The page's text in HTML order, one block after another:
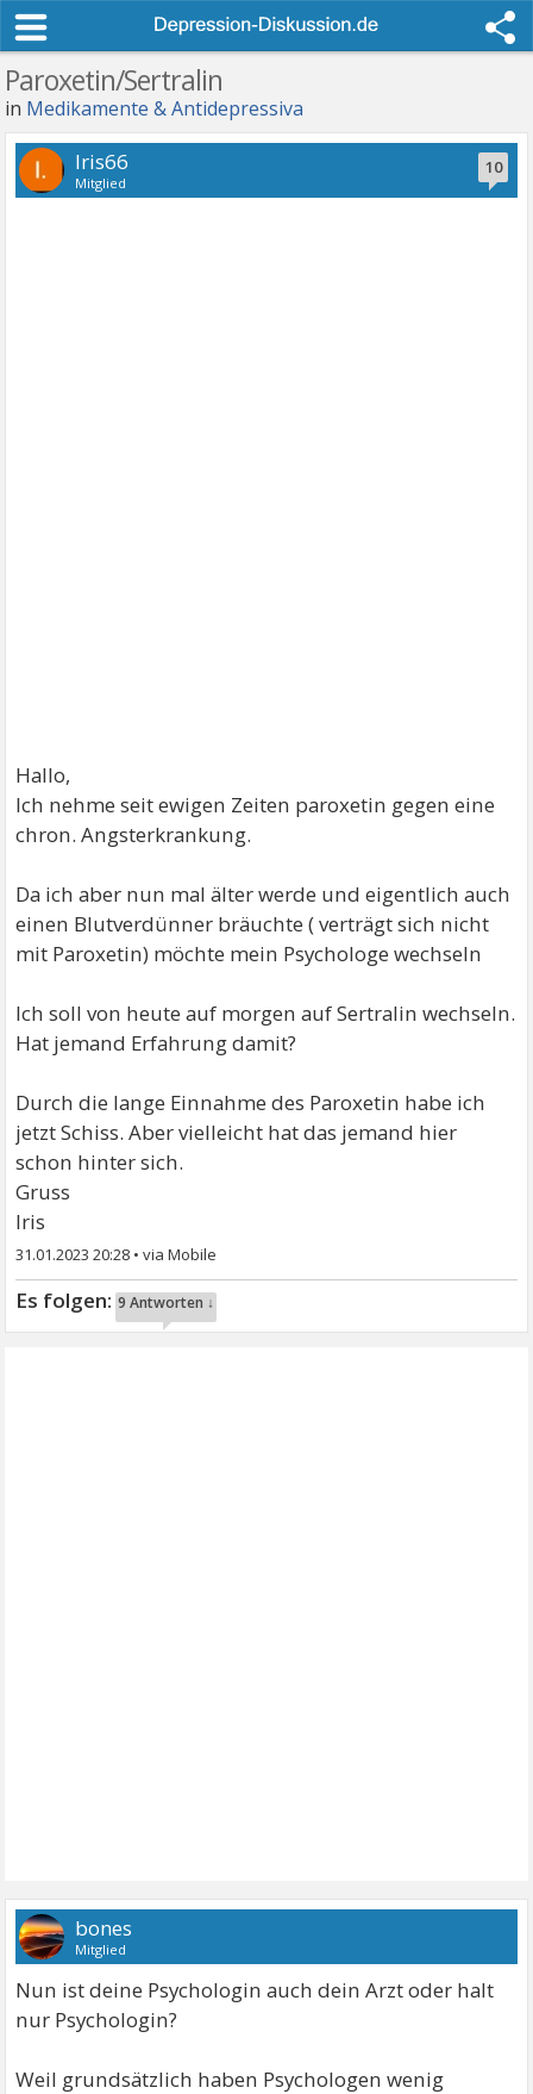
Paroxetin/Sertralin
in Medikamente & Antidepressiva
10
Iris66
Mitglied
Hallo,
Ich nehme seit ewigen Zeiten paroxetin gegen eine
chron. Angsterkrankung.
Da ich aber nun mal älter werde und eigentlich auch
einen Blutverdünner bräuchte ( verträgt sich nicht
mit Paroxetin) möchte mein Psychologe wechseln
Ich soll von heute auf morgen auf Sertralin wechseln.
Hat jemand Erfahrung damit?
Durch die lange Einnahme des Paroxetin habe ich
jetzt Schiss. Aber vielleicht hat das jemand hier
schon hinter sich.
Gruss
Iris
31.01.2023 20:28 •
9 Antworten ↓
bones
Mitglied
Nun ist deine Psychologin auch dein Arzt oder halt
nur Psychologin?
Weil grundsätzlich haben Psychologen wenig